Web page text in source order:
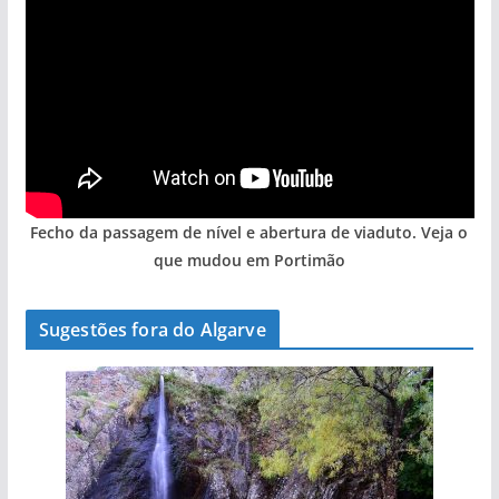
Fecho da passagem de nível e abertura de viaduto. Veja o
que mudou em Portimão
Sugestões fora do Algarve